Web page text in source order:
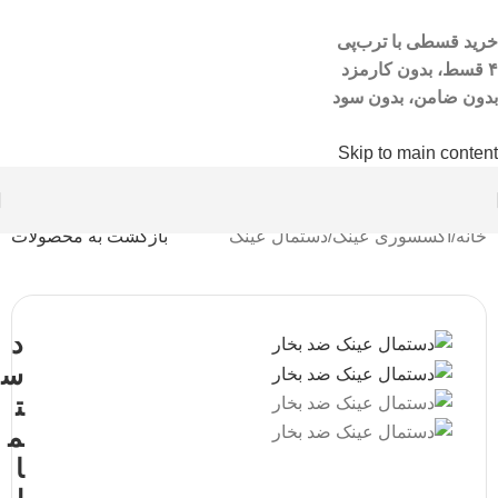
خرید قسطی با ترب‌پی
۴ قسط، بدون کارمزد
بدون ضامن، بدون سود
Skip to main content
خانه/اکسسوری عینک/دستمال عینک بازگشت به محصولات
د
س
ت
م
ا